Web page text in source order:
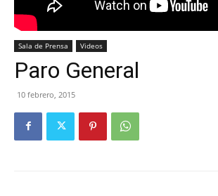
Sala de Prensa Videos
Paro General
10 febrero, 2015